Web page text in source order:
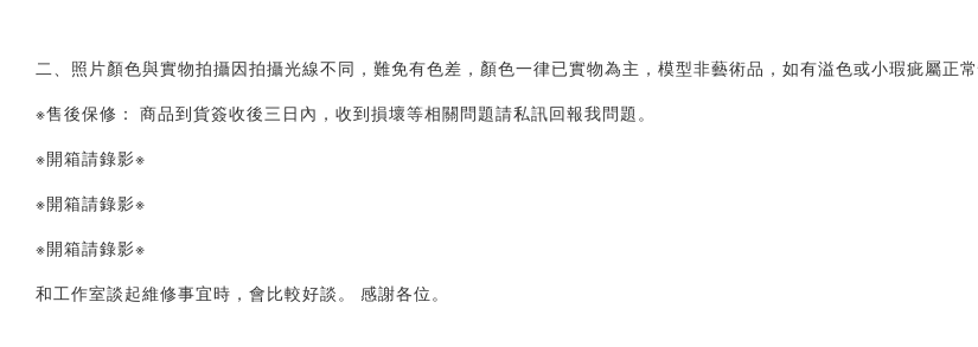
二、照片顏色與實物拍攝因拍攝光線不同，難免有色差，顏色一律已實物為主，模型非藝術品，如有溢色或小瑕疵屬正
※售後保修： 商品到貨簽收後三日內，收到損壞等相關問題請私訊回報我問題。
※開箱請錄影※
※開箱請錄影※
※開箱請錄影※
和工作室談起維修事宜時，會比較好談。 感謝各位。